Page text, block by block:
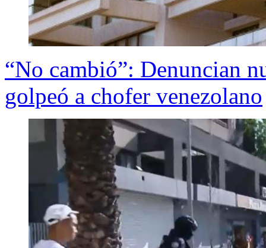
“No cambió”: Denuncian
golpeó a chofer venezolano